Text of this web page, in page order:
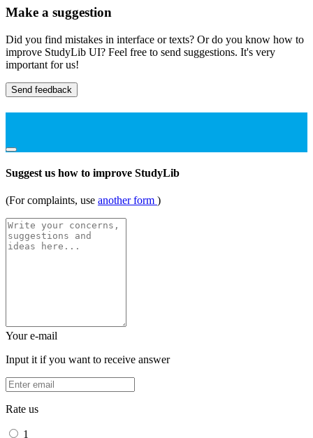
Make a suggestion
Did you find mistakes in interface or texts? Or do you know how to
improve StudyLib UI? Feel free to send suggestions. It's very
important for us!
Send feedback
Suggest us how to improve StudyLib
(For complaints, use another form )
Your e-mail
Input it if you want to receive answer
Rate us
1